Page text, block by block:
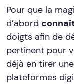
Pour que la
d’abord
doigts afin de
pertinent pour
déjà en tirer
plateformes